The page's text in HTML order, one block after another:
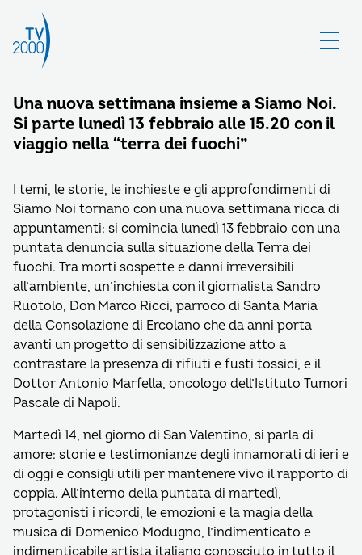
Una nuova settimana insieme a Siamo Noi.
Si parte lunedì 13 febbraio alle 15.20 con il
viaggio nella “terra dei fuochi”
I temi, le storie, le inchieste e gli approfondimenti di
Siamo Noi tornano con una nuova settimana ricca di
appuntamenti: si comincia lunedì 13 febbraio con una
puntata denuncia sulla situazione della Terra dei
fuochi. Tra morti sospette e danni irreversibili
all’ambiente, un’inchiesta con il giornalista Sandro
Ruotolo, Don Marco Ricci, parroco di Santa Maria
della Consolazione di Ercolano che da anni porta
avanti un progetto di sensibilizzazione atto a
contrastare la presenza di rifiuti e fusti tossici, e il
Dottor Antonio Marfella, oncologo dell’Istituto Tumori
Pascale di Napoli.
Martedì 14, nel giorno di San Valentino, si parla di
amore: storie e testimonianze degli innamorati di ieri e
di oggi e consigli utili per mantenere vivo il rapporto di
coppia. All’interno della puntata di martedì,
protagonisti i ricordi, le emozioni e la magia della
musica di Domenico Modugno, l’indimenticato e
indimenticabile artista italiano conosciuto in tutto il